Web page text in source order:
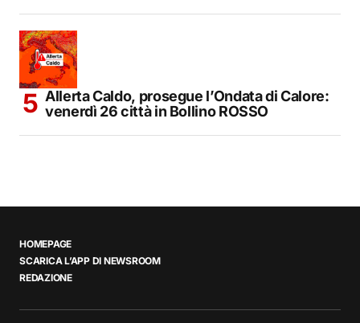
Allerta Caldo, prosegue l’Ondata di Calore:
venerdì 26 città in Bollino ROSSO
HOMEPAGE
SCARICA L’APP DI NEWSROOM
REDAZIONE